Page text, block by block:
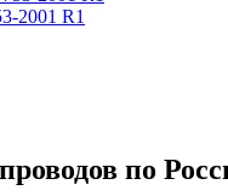
2001 R1
по